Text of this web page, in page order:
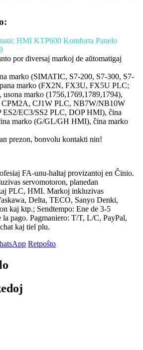
HMI KTP600 Komforta Panelo
por diversaj markoj de aŭtomatigaj
marko (SIMATIC, S7-200, S7-300, S7-
marko (FX2N, FX3U, FX5U PLC;
marko (1756,1769,1789,1794),
CPM2A, CJ1W PLC, NB7W/NB10W
EC3/SS2 PLC, DOP HMI), ĉina
marko (G/GL/GH HMI), ĉina marko
prezon, bonvolu kontakti nin!
FA-unu-haltaj provizantoj en Ĉinio.
servomotoron, planedan
PLC, HMI. Markoj inkluzivas
Delta, TECO, Sanyo Denki,
kaj ktp.; Sendtempo: Ene de 3-5
pago. Pagmaniero: T/T, L/C, PayPal,
kaj tiel plu.
Retpoŝto